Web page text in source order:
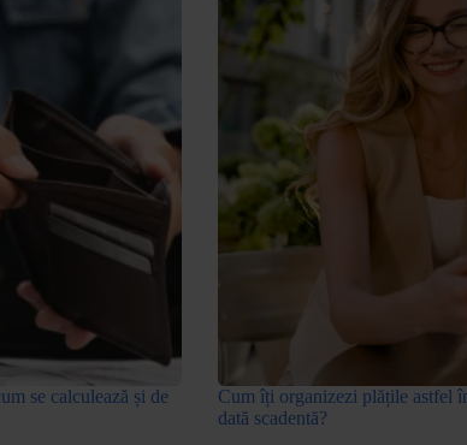
se calculează și de
Cum îți organizezi plățile astfel
dată scadentă?